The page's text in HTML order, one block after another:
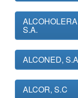
S.A.
ALCONED,
ALCOR, S.C